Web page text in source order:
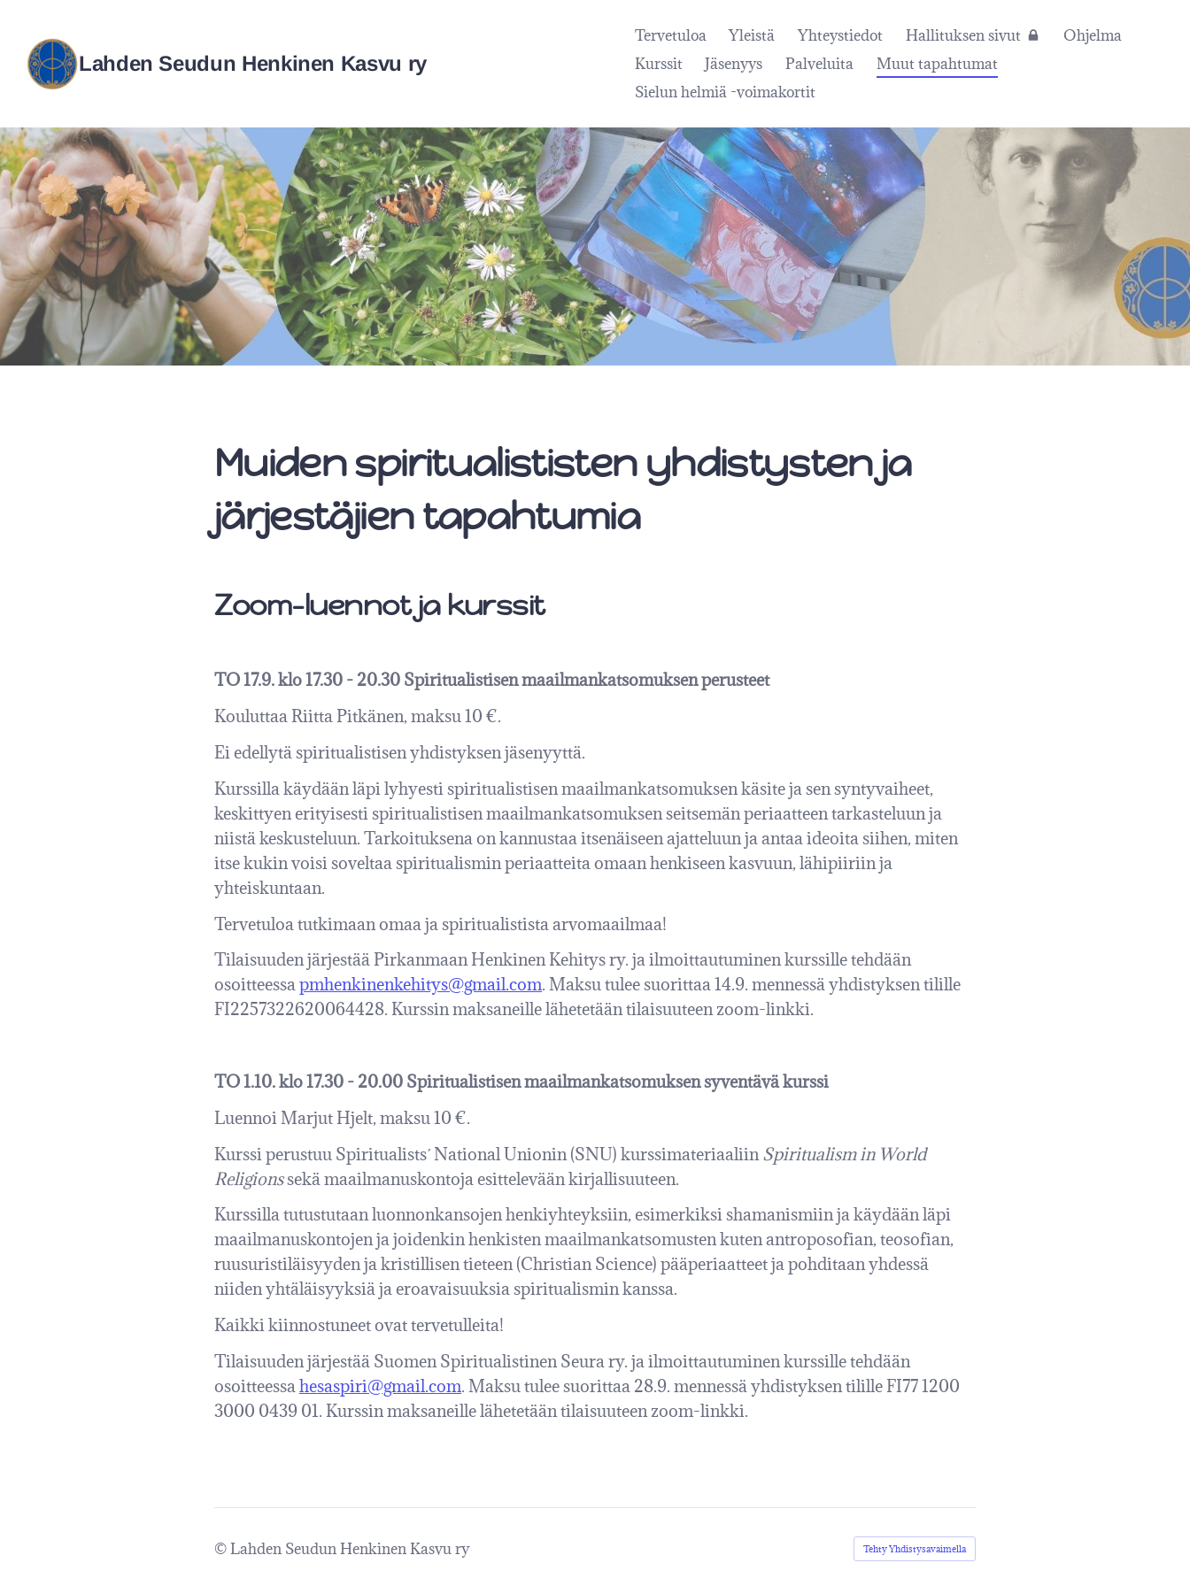
sivun
sisältöönLahden Seudun Henkinen Kasvu ry
Tervetuloa Yleistä Yhteystiedot Hallituksen sivut
Ohjelma
Kurssit
Jäsenyys Palveluita
Muut tapahtumat
Sielun helmiä -voimakortit
Muiden spiritualististen yhdistysten ja
järjestäjien tapahtumia
Zoom-luennot ja kurssit
TO 17.9. klo 17.30 - 20.30 Spiritualistisen maailmankatsomuksenperusteet
Kouluttaa Riitta Pitkänen, maksu 10 €.
Ei edellytä spiritualistisen yhdistyksen jäsenyyttä.
Kurssilla käydään läpi lyhyesti spiritualistisen maailmankatsomuksen käsite ja sen syntyvaiheet,
keskittyen erityisesti spiritualistisen maailmankatsomuksen seitsemän periaatteen tarkasteluun ja
niistä keskusteluun. Tarkoituksena on kannustaa itsenäiseen ajatteluun ja antaa ideoita siihen, miten
itse kukin voisi soveltaa spiritualismin periaatteita omaan henkiseen kasvuun, lähipiiriin ja
yhteiskuntaan.
Tervetuloa tutkimaan omaa ja spiritualistista arvomaailmaa!
Tilaisuuden järjestää Pirkanmaan Henkinen Kehitys ry. ja ilmoittautuminen kurssille tehdään
osoitteessapmhenkinenkehitys@gmail.com. Maksu tulee suorittaa 14.9. mennessä yhdistyksen tilille
FI2257322620064428. Kurssin maksaneille lähetetään tilaisuuteen zoom-linkki.
TO 1.10. klo 17.30 - 20.00 Spiritualistisen maailmankatsomuksen syventävä kurssi
Luennoi Marjut Hjelt, maksu 10 €.
Kurssi perustuu Spiritualists´ National Unionin (SNU) kurssimateriaaliin Spiritualism in World
Religionssekä maailmanuskontoja esittelevään kirjallisuuteen.
Kurssilla tutustutaan luonnonkansojen henkiyhteyksiin, esimerkiksi shamanismiin ja käydään läpi
maailmanuskontojen ja joidenkin henkisten maailmankatsomusten kuten antroposofian, teosofian,
ruusuristiläisyyden ja kristillisen tieteen (Christian Science) pääperiaatteet ja pohditaan yhdessä
niiden yhtäläisyyksiä ja eroavaisuuksia spiritualismin kanssa.
Kaikki kiinnostuneet ovat tervetulleita!
Tilaisuuden järjestää Suomen Spiritualistinen Seura ry. ja ilmoittautuminen kurssille tehdään
osoitteessahesaspiri@gmail.com. Maksu tulee suorittaa 28.9. mennessä yhdistyksen tilille FI77 1200
3000 0439 01. Kurssin maksaneille lähetetään tilaisuuteen zoom-linkki.
©Lahden Seudun Henkinen Kasvu ry Tehty Yhdistysavaimella